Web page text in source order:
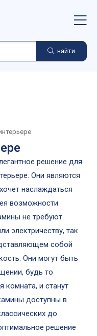
найти
решение для
Они являются
наслаждаться
возможности
не требуют
электричеству, так
собой
Они могут быть
будь то
комната, и станут
доступны в
до
решение